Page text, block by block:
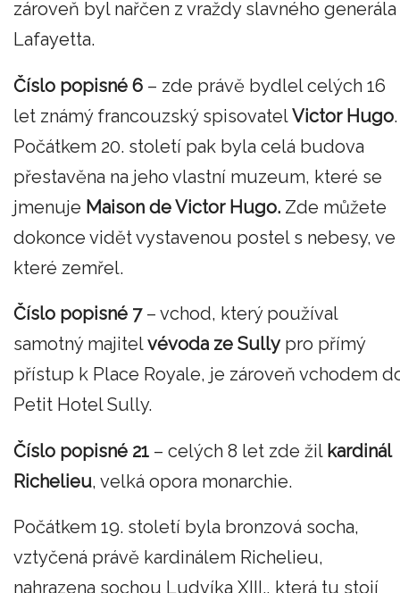
zároveň byl nařčen z vraždy slavného generála
Lafayetta.
Číslo popisné 6 – zde právě bydlel celých 16
let známý francouzský spisovatelVictor Hugo.
Počátkem 20. století pak byla celá budova
přestavěna na jeho vlastní muzeum, které se
jmenuje Maison de Victor Hugo. Zde můžete
dokonce vidět vystavenou postel s nebesy, ve
které zemřel.
Číslo popisné 7– vchod, který používal
samotný majitelvévoda ze Sullypro přímý
přístup k Place Royale, je zároveň vchodem
Petit Hotel Sully.
Číslo popisné 21 – celých 8 let zde žil kardinál
Richelieu, velká opora monarchie.
Počátkem 19. století byla bronzová socha,
vztyčená právě kardinálem Richelieu,
nahrazena sochou Ludvíka XIII., která tu stojí